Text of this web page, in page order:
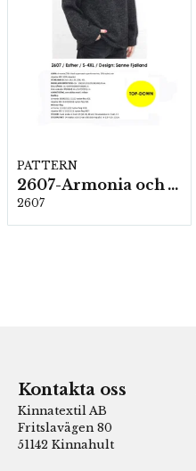
PATTERN
2607-Armonia och Alpaca 400
2607
Kontakta oss
Kinnatextil AB
Fritslavägen 80
51142 Kinnahult